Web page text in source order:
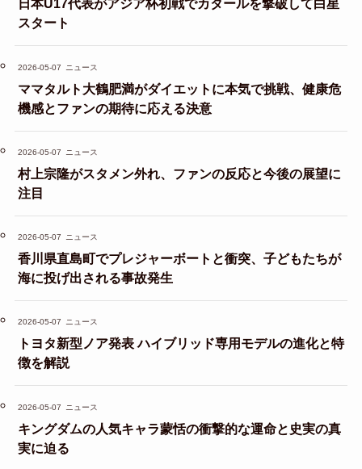
日本U17代表がアジア杯初戦でカタールを撃破して白星
スタート
2026-05-07 ニュース
ママタルト大鶴肥満がダイエットに本気で挑戦、健康危
機感とファンの期待に応える決意
2026-05-07 ニュース
村上宗隆がスタメン外れ、ファンの反応と今後の展望に
注目
2026-05-07 ニュース
香川県直島町でプレジャーボートと衝突、子どもたちが
海に投げ出される事故発生
2026-05-07 ニュース
トヨタ新型ノア発表 ハイブリッド専用モデルの進化と特
徴を解説
2026-05-07 ニュース
キングダムの人気キャラ蒙恬の衝撃的な運命と史実の真
実に迫る